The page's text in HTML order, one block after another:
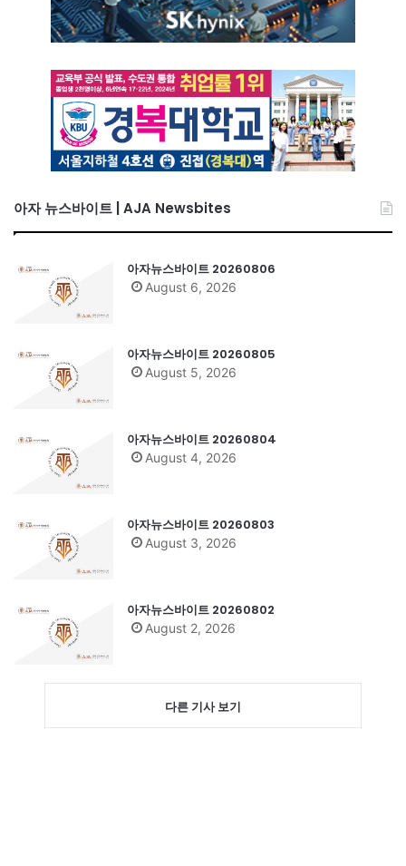
아자 뉴스바이트 | AJA Newsbites
아자뉴스바이트 20260806
August 6, 2026
아자뉴스바이트 20260805
August 5, 2026
아자뉴스바이트 20260804
August 4, 2026
아자뉴스바이트 20260803
August 3, 2026
아자뉴스바이트 20260802
August 2, 2026
다른 기사 보기